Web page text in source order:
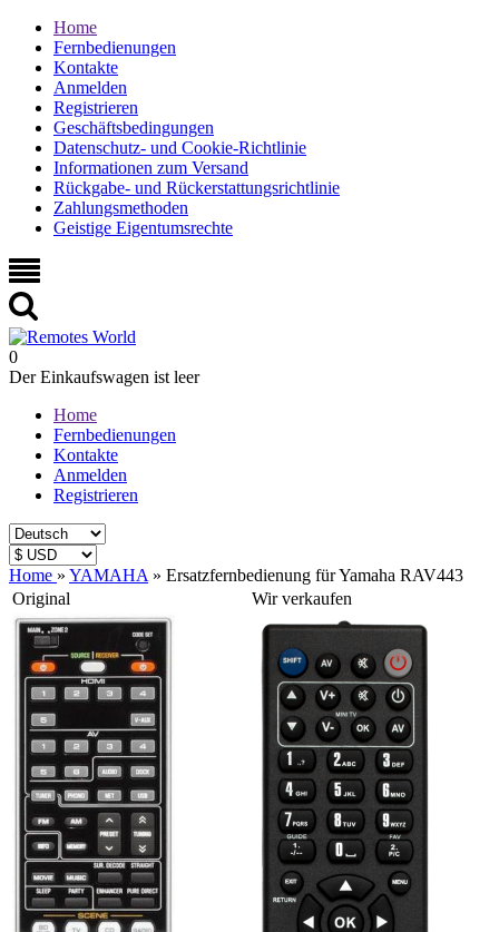
Home
Fernbedienungen
Kontakte
Anmelden
Registrieren
Geschäftsbedingungen
Datenschutz- und Cookie-Richtlinie
Informationen zum Versand
Rückgabe- und Rückerstattungsrichtlinie
Zahlungsmethoden
Geistige Eigentumsrechte
0
Der Einkaufswagen ist leer
Home
Fernbedienungen
Kontakte
Anmelden
Registrieren
Home » YAMAHA » Ersatzfernbedienung für Yamaha RAV443
Original
Wir verkaufen